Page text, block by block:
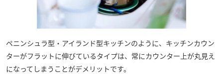
ペニンシュラ型・アイランド型キッチンのように、キッチンカウン
ターがフラットに伸びているタイプは、常にカウンター上が丸見え
になってしまうことがデメリットです。